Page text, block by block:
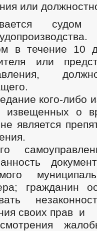
или
в течение 10
или
кого-либо
извещенных о
не является
гражданин
своих прав